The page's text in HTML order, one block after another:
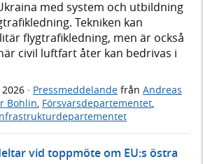
med system och utbildning
Tekniken kan
flygtrafikledning, men är också
civil luftfart åter kan bedrivas i
· Pressmeddelande från Andreas
Bohlin, Försvarsdepartementet,
vid toppmöte om EU:s östra